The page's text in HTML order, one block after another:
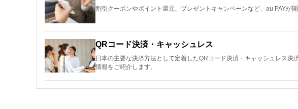
割引クーポンやポイント還元、プレゼントキャンペーンなど、au PAYが
QRコード決済・キャッシュレス
日本の主要な決済方法として定着したQRコード決済・キャッシュレス
情報をご紹介します。